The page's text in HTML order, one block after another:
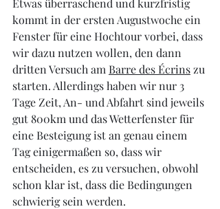
Etwas überraschend und kurzfristig
kommt in der ersten Augustwoche ein
Fenster für eine Hochtour vorbei, dass
wir dazu nutzen wollen, den dann
dritten Versuch am Barre des Écrins zu
starten. Allerdings haben wir nur 3
Tage Zeit, An- und Abfahrt sind jeweils
gut 800km und das Wetterfenster für
eine Besteigung ist an genau einem
Tag einigermaßen so, dass wir
entscheiden, es zu versuchen, obwohl
schon klar ist, dass die Bedingungen
schwierig sein werden.